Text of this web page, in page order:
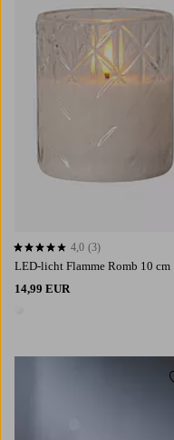
LED-licht Flamme Romb 10 cm
14,99 EUR
4,0 op basis van 3 beoordelingen
4,0 (3)